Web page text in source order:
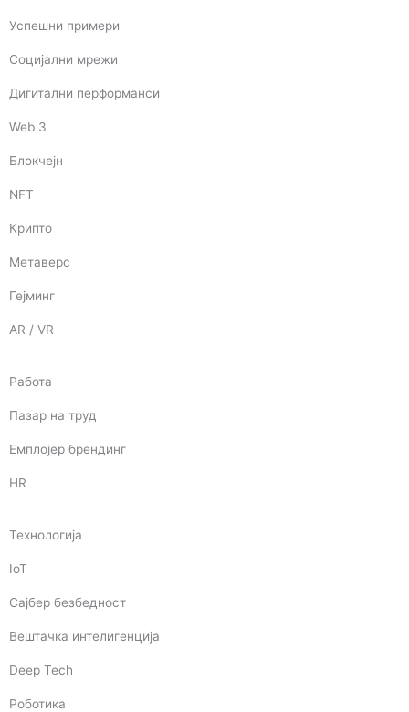
Успешни примери
Социјални мрежи
Дигитални перформанси
Web 3
Блокчејн
NFT
Крипто
Метаверс
Гејминг
AR / VR
Работа
Пазар на труд
Емплојер брендинг
HR
Технологија
IoT
Сајбер безбедност
Вештачка интелигенција
Deep Tech
Роботика